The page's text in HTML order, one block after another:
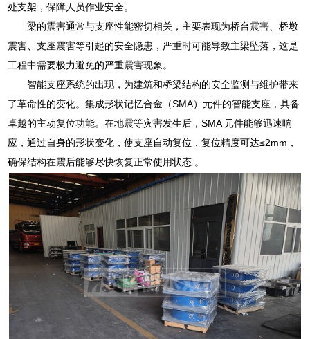
处支架，保障人员作业安全。
梁的震害通常与支座性能密切相关，主要表现为桥台震害、桥墩
震害、支座震害等引起的安全隐患，严重时可能导致主梁坠落，这是
工程中需要极力避免的严重震害现象。
智能支座系统的出现，为建筑和桥梁结构的安全监测与维护带来
了革命性的变化。集成形状记忆合金（SMA）元件的智能支座，具备
卓越的主动复位功能。在地震等灾害发生后，SMA 元件能够迅速响
应，通过自身的形状变化，使支座自动复位，复位精度可达≤2mm，
确保结构在震后能够尽快恢复正常使用状态 。